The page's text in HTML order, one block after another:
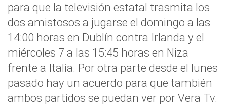
para que la televisión estatal trasmita los
dos amistosos a jugarse el domingo a las
14:00 horas en Dublín contra Irlanda y el
miércoles 7 a las 15:45 horas en Niza
frente a Italia. Por otra parte desde el lunes
pasado hay un acuerdo para que también
ambos partidos se puedan ver por Vera Tv.